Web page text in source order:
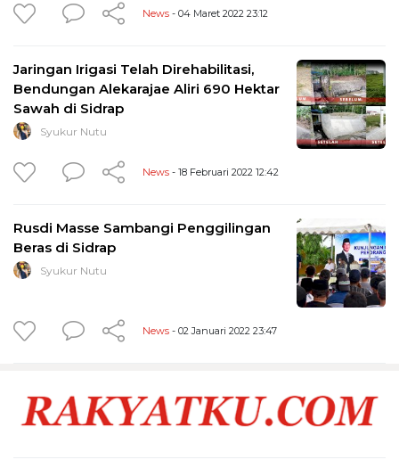
News - 04 Maret 2022 23:12
Jaringan Irigasi Telah Direhabilitasi,
Bendungan Alekarajae Aliri 690 Hektar
Sawah di Sidrap
Syukur Nutu
News - 18 Februari 2022 12:42
Rusdi Masse Sambangi Penggilingan
Beras di Sidrap
Syukur Nutu
News - 02 Januari 2022 23:47